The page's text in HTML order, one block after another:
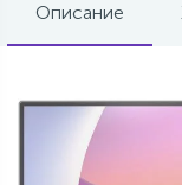
Описание